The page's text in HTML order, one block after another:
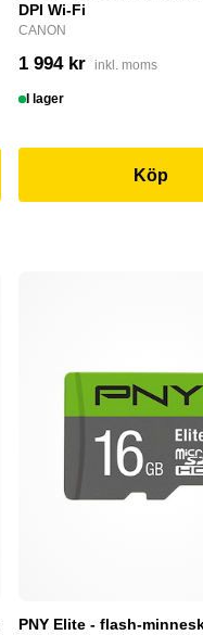
DPI Wi-Fi
CANON
1 994 kr inkl. moms
I lager
Köp
PNY Elite - flash-